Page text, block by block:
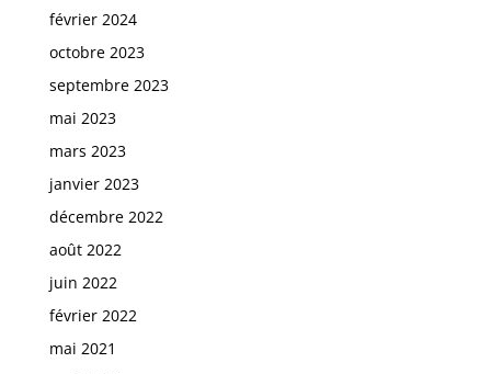
février 2024
octobre 2023
septembre 2023
mai 2023
mars 2023
janvier 2023
décembre 2022
août 2022
juin 2022
février 2022
mai 2021